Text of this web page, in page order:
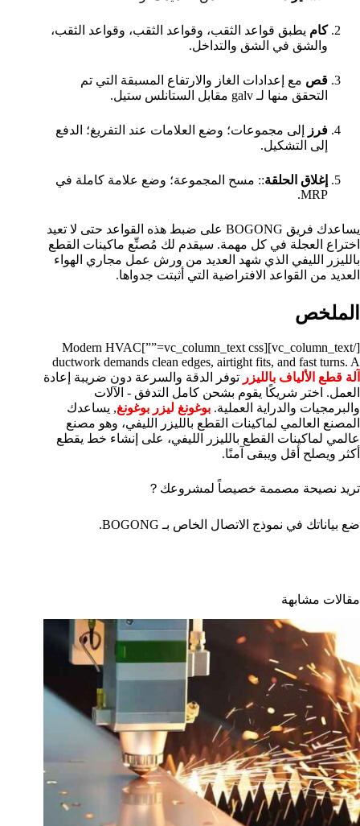
كام يطبق قواعد الثقب، وقواعد الثقب، وقواعد الثقب،
والشق في الشق والتداخل.
قص مع إعدادات الغاز والارتفاع المسبقة التي تم
التحقق منها لـ galv مقابل الستانلس ستيل.
فرز
إلى مجموعات؛ وضع العلامات عند التفريغ؛ الدفع
إلى التشكيل.
إغلاق الحلقة:: مسح المجموعة؛ وضع علامة كاملة في
MRP.
يساعدك فريق BOGONG على ضبط هذه القواعد حتى لا تعيد
اختراع العجلة في كل مهمة. سيقدم لك مُصنِّع ماكينات القطع
بالليزر الليفي الذي شهد العديد من ورش عمل مجاري الهواء
العديد من القواعد الافتراضية التي أثبتت جدواها.
الملخص
[/vc_column_text][vc_column_text css=””]Modern HVAC
ductwork demands clean edges, airtight fits, and fast turns. A
آلة قطع الألياف بالليزر توفر الدقة والسرعة دون ضريبة إعادة
العمل. اختر شريكًا يقوم بشحن كامل التدفق - الآلات
والبرمجيات والدراية العملية. بوغونغ ليزر بوغونغ, يساعدك
المصنع العالمي لماكينات القطع بالليزر الليفي، وهو مصنع
عالمي لماكينات القطع بالليزر الليفي، على إنشاء خط يقطع
أكثر ويصلح أقل ويبقى آمنًا.
تريد نصيحة مصممة خصيصاً لمشروعك？
ضع بياناتك في نموذج الاتصال الخاص بـ BOGONG.
مقالات مشابهة